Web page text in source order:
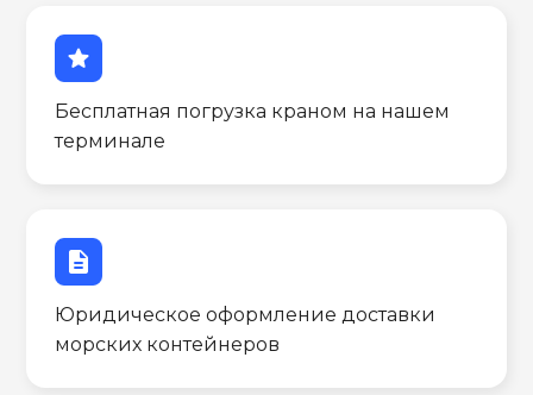
star
Бесплатная погрузка краном на нашем
терминале
description
Юридическое оформление доставки
морских контейнеров